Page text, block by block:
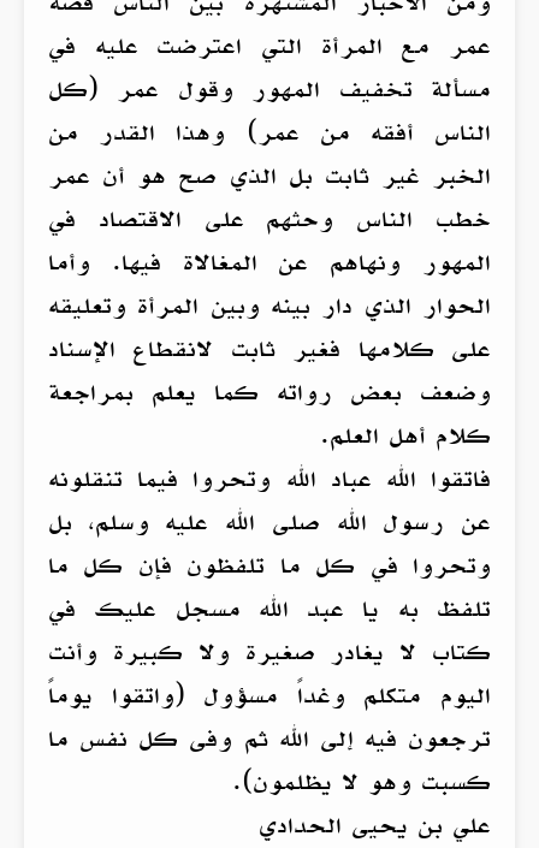
عمر مع المرأة التي اعترضت عليه في
مسألة تخفيف المهور وقول عمر (كل
الناس أفقه من عمر) وهذا القدر من
الخبر غير ثابت بل الذي صح هو أن عمر
خطب الناس وحثهم على الاقتصاد في
المهور ونهاهم عن المغالاة فيها. وأما
الحوار الذي دار بينه وبين المرأة وتعليقه
على كلامها فغير ثابت لانقطاع الإسناد
وضعف بعض رواته كما يعلم بمراجعة
كلام أهل العلم.
فاتقوا الله عباد الله وتحروا فيما تنقلونه
عن رسول الله صلى الله عليه وسلم، بل
وتحروا في كل ما تلفظون فإن كل ما
تلفظ به يا عبد الله مسجل عليك في
كتاب لا يغادر صغيرة ولا كبيرة وأنت
اليوم متكلم وغداً مسؤول (واتقوا يوماً
ترجعون فيه إلى الله ثم وفى كل نفس ما
كسبت وهو لا يظلمون).
علي بن يحيى الحدادي